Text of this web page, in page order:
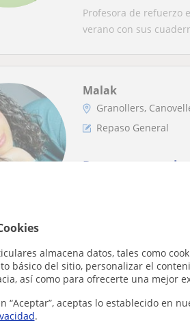
almacena datos, tales como
básico del sitio, personalizar el
así como para ofrecerte una mejor
“Aceptar”, aceptas lo establecido en
.
Profesora de refuerzo
verano con sus
Malak
Granollers,
Repaso General
Repaso general
Hola soy Malak y
Khadija
Granollers,
Repaso General